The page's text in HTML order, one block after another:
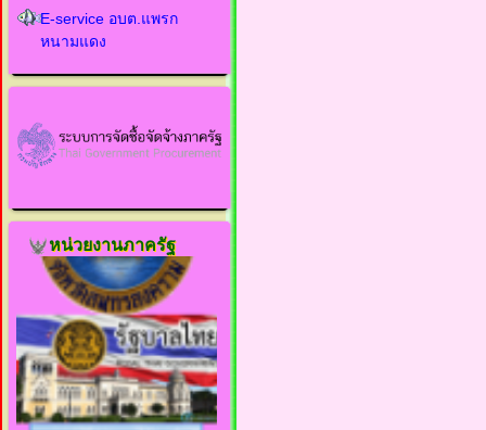
E-service อบต.แพรก
หนามแดง
หน่วยงานภาครัฐ